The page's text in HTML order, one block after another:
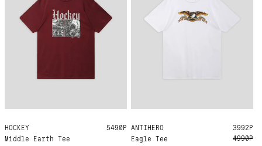
HOCKEY
Middle Earth Tee
M L XL 5490Р ANTIHERO
Eagle Tee
L XL
3992Р
4990Р